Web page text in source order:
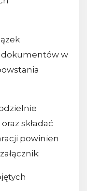
dokumentów w
składać
powinien